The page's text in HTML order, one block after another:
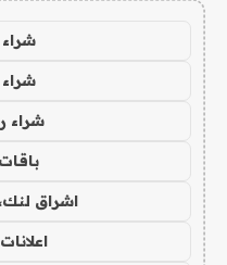
شراء
اشراق